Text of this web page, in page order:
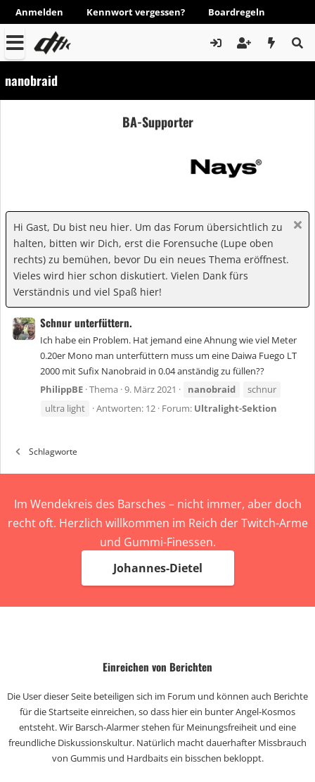
Anmelden Kennwort vergessen? Boardregeln
nanobraid
BA-Supporter
Hi Gast, Du bist neu hier. Um das Forum übersichtlich zu
halten, bitten wir Dich, erst die Forensuche (Lupe oben
rechts) zu bemühen, bevor Du ein neues Thema eröffnest.
Vieles wird hier schon diskutiert. Vielen Dank fürs
Verständnis und viel Spaß hier!
Schnur unterfüttern.
Ich habe ein Problem. Hat jemand eine Ahnung wie viel Meter
0.20er Mono man unterfüttern muss um eine Daiwa Fuego LT
2000 mit Sufix Nanobraid in 0.04 anständig zu füllen??
PhilippBE Thema 9. März 2021 nanobraid
schnur
ultra light
Antworten: 12 Forum: Ultralight-Sektion
Schlagworte
Im Wendekreis des Barsches – nicht immer, aber doch
recht oft. Herzlich willkommen im Reich der Twitch-Arme
und Gummi-Finessen.
Johannes-Dietel
Einreichen von Berichten
Die User dieser Seite beteiligen sich im Forum und können auch Berichte
für die Startseite einreichen, so dass hier ein bunter Angel-Kosmos
entsteht. Wir Barsch-Alarmer stehen für Meinungsfreiheit und eine
freundliche Diskussionskultur. Natürlich macht dauerhafter Missbrauch
von Gummis und Hardbaits ein bisschen bekloppt.